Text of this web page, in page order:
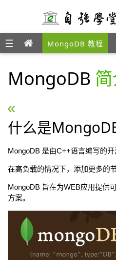
☰ MongoDB 教程
MongoDB
« NoSQL 简介
什么是
MongoDB 是由C++语言编写的开
在高负载的情况下，添加更多的
MongoDB 旨在为WEB应用提供
方案。